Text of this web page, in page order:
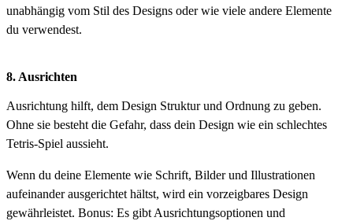
unabhängig vom Stil des Designs oder wie viele andere Elemente
du verwendest.
8. Ausrichten
Ausrichtung hilft, dem Design Struktur und Ordnung zu geben.
Ohne sie besteht die Gefahr, dass dein Design wie ein schlechtes
Tetris-Spiel aussieht.
Wenn du deine Elemente wie Schrift, Bilder und Illustrationen
aufeinander ausgerichtet hältst, wird ein vorzeigbares Design
gewährleistet. Bonus: Es gibt Ausrichtungsoptionen und